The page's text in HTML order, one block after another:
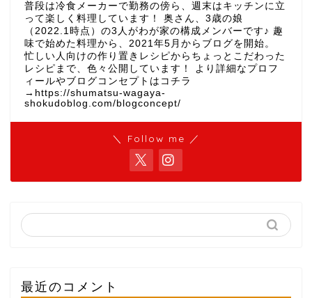
普段は冷食メーカーで勤務の傍ら、週末はキッチンに立
って楽しく料理しています！ 奥さん、3歳の娘
（2022.1時点）の3人がわが家の構成メンバーです♪ 趣
味で始めた料理から、2021年5月からブログを開始。
忙しい人向けの作り置きレシピからちょっとこだわった
レシピまで、色々公開しています！ より詳細なプロフ
ィールやブログコンセプトはコチラ
→https://shumatsu-wagaya-
shokudoblog.com/blogconcept/
＼ Follow me ／
最近のコメント